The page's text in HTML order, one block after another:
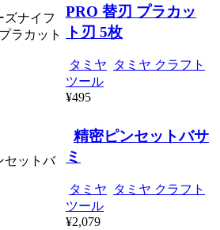
PRO 替刃 プラカッ
ト刃 5枚
タミヤ
タミヤ クラフト
ツール
¥495
精密ピンセットバサ
ミ
タミヤ
タミヤ クラフト
ツール
¥2,079